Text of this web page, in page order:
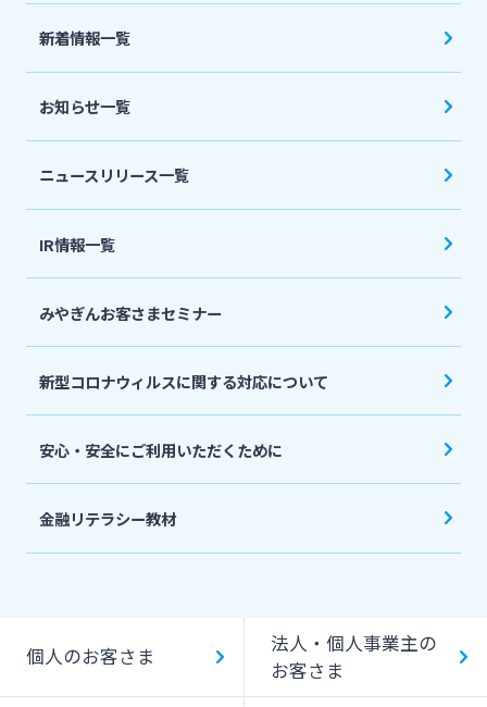
法人・個人事業主のお客さま
宮崎銀行について
ニュースリリース一覧
採用情報
お問い合わせ先一覧
新着情報一覧
お知らせ一覧
ニュースリリース一覧
IR情報一覧
みやぎんお客さまセミナー
新型コロナウィルスに関する対応について
安心・安全にご利用いただくために
金融リテラシー教材
個人のお客さま
法人・個人事業主の
お客さま